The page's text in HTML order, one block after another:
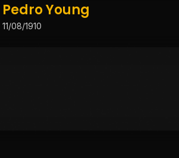
Pedro Young
11/08/1910